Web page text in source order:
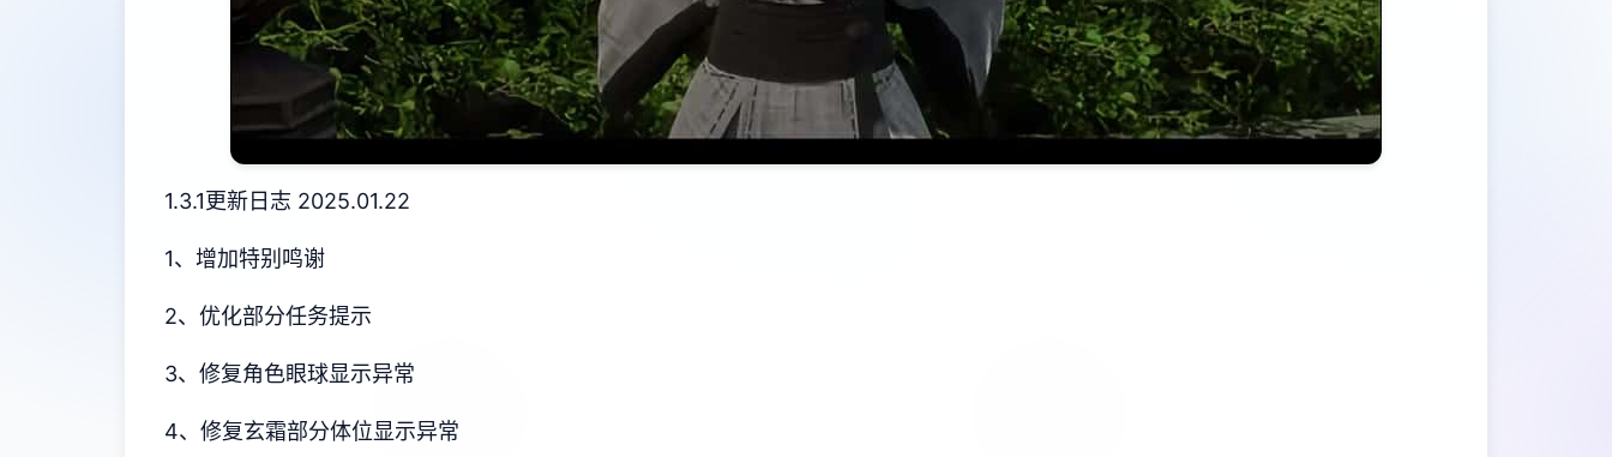
1.3.1更新日志 2025.01.22
1、增加特别鸣谢
2、优化部分任务提示
3、修复角色眼球显示异常
4、修复玄霜部分体位显示异常